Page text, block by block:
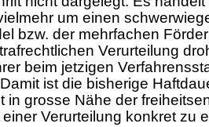
um einen
bzw. der mehrfachen
Verurteilung
beim jetzigen
ist die bisherige
in grosse Nähe der
Verurteilung konkret zu